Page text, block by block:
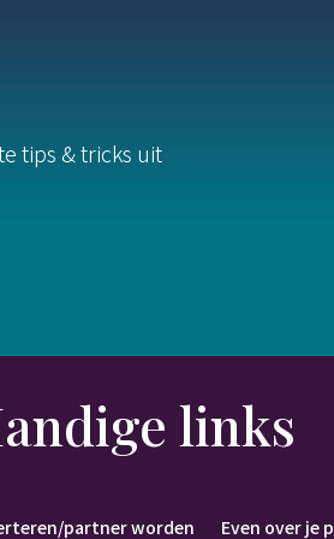
tips & tricks uit
links
partner worden Even over je